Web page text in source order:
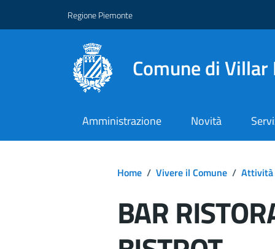
Regione Piemonte
Comune di Villar
Amministrazione Novità
Home / Vivere il Comune / Attività
BAR